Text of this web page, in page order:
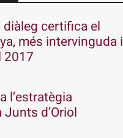
diàleg certifica el
més intervinguda i
2017
l’estratègia
d’Oriol